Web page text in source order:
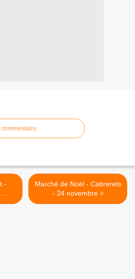
Marché de Noël - Cabrerets
- 24 novembre >